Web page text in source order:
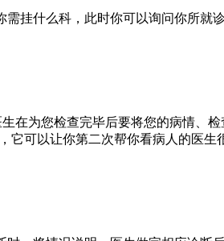
挂什么科，此时你可以询问你所就
在为您检查完毕后要将您的病情、
它可以让你第二次帮你看病人的医生